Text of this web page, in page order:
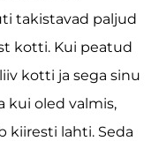
takistavad paljud
kotti. Kui peatud
kotti ja sega sinu
kui oled valmis,
kiiresti lahti. Seda